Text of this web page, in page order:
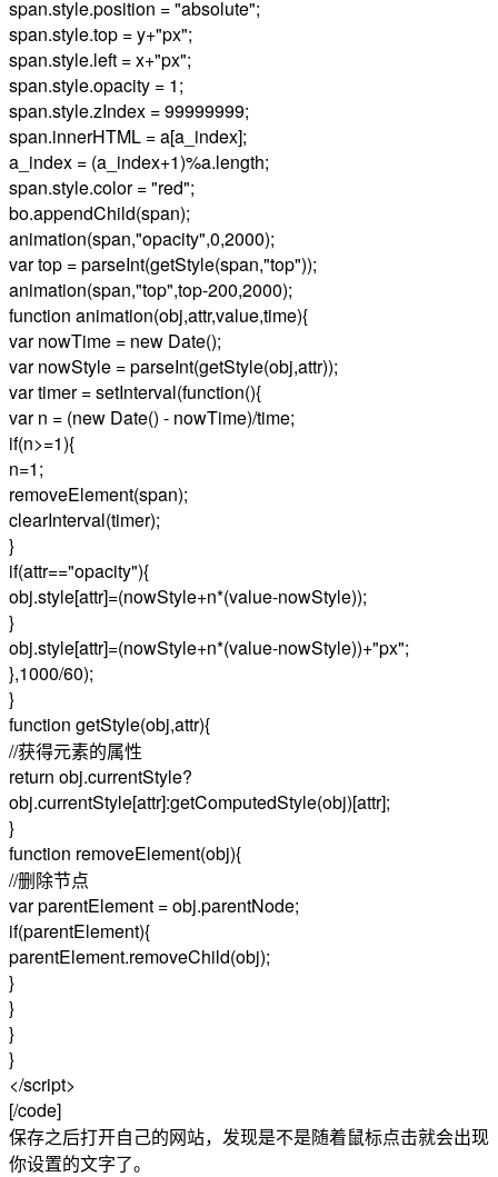
span.style.position = "absolute";
span.style.top = y+"px";
span.style.left = x+"px";
span.style.opacity = 1;
span.style.zIndex = 99999999;
span.innerHTML = a[a_index];
a_index = (a_index+1)%a.length;
span.style.color = "red";
bo.appendChild(span);
animation(span,"opacity",0,2000);
var top = parseInt(getStyle(span,"top"));
animation(span,"top",top-200,2000);
function animation(obj,attr,value,time){
var nowTime = new Date();
var nowStyle = parseInt(getStyle(obj,attr));
var timer = setInterval(function(){
var n = (new Date() - nowTime)/time;
if(n>=1){
n=1;
removeElement(span);
clearInterval(timer);
}
if(attr=="opacity"){
obj.style[attr]=(nowStyle+n*(value-nowStyle));
}
obj.style[attr]=(nowStyle+n*(value-nowStyle))+"px";
},1000/60);
}
function getStyle(obj,attr){
//获得元素的属性
return obj.currentStyle?
obj.currentStyle[attr]:getComputedStyle(obj)[attr];
}
function removeElement(obj){
//删除节点
var parentElement = obj.parentNode;
if(parentElement){
parentElement.removeChild(obj);
}
}
}
}
</script>
[/code]
保存之后打开自己的网站，发现是不是随着鼠标点击就会出现
你设置的文字了。